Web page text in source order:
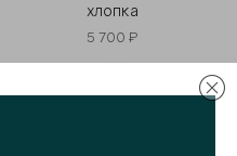
хлопка
5 700 ₽